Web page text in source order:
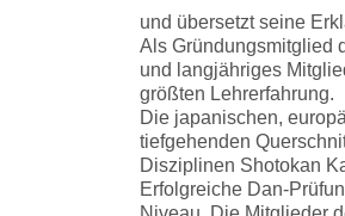
und übersetzt seine
Als Gründungsmitglied
und langjähriges
größten Lehrerfahrung.
Die japanischen,
tiefgehenden
Disziplinen Shotokan
Erfolgreiche Dan-